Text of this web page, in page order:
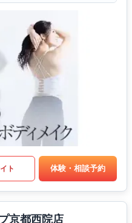
ト 体験・相談予約
京都西院店